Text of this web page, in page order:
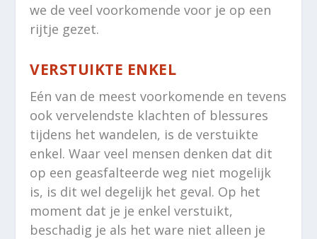
we de veel voorkomende voor je op een
rijtje gezet.
VERSTUIKTE ENKEL
Eén van de meest voorkomende en tevens
ook vervelendste klachten of blessures
tijdens het wandelen, is de verstuikte
enkel. Waar veel mensen denken dat dit
op een geasfalteerde weg niet mogelijk
is, is dit wel degelijk het geval. Op het
moment dat je je enkel verstuikt,
beschadig je als het ware niet alleen je